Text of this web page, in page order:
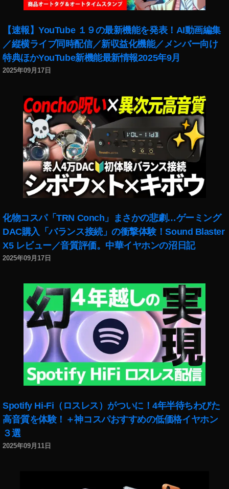
【速報】YouTube １９の最新機能を発表！AI動画編集
／縦横ライブ同時配信／新収益化機能／メンバー向け
特典ほかYouTube新機能最新情報2025年9月
2025年09月17日
化物コスパ「TRN Conch」まさかの悲劇…ゲーミング
DAC購入「バランス接続」の衝撃体験！Sound Blaster
X5 レビュー／音質評価。中華イヤホンの沼日記
2025年09月17日
Spotify Hi-Fi（ロスレス）がついに！4年半待ちわびた
高音質を体験！＋神コスパおすすめの低価格イヤホン
３選
2025年09月11日